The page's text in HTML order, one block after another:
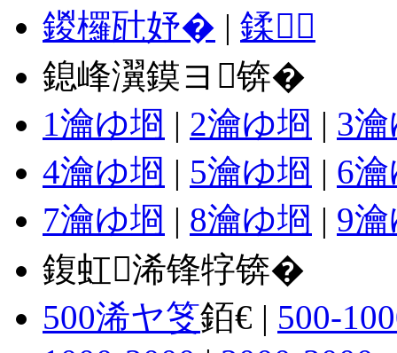
鍐欏瓧妤� | 鍒
鎴峰瀷鏌ヨ锛�
1瀹ゆ埛 | 2瀹ゆ埛 | 3
4瀹ゆ埛 | 5瀹ゆ埛 | 6
7瀹ゆ埛 | 8瀹ゆ埛 | 9
鍑虹浠锋牸锛�
500浠ヤ笅銆€ | 500-